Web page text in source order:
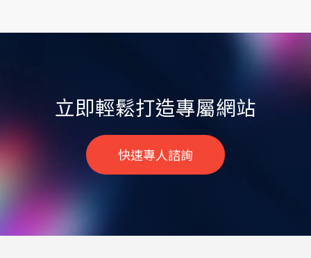
立即輕鬆打造專屬網站
快速專人諮詢